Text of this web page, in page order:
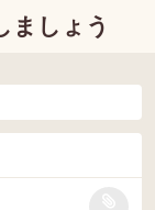
ましょう